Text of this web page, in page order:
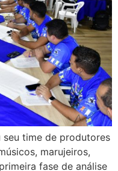
seu time de produtores
marujeiros,
fase de análise